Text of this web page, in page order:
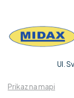
Ul.
Prikaz na mapi